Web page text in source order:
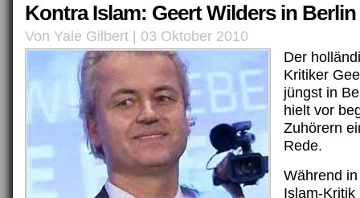
Kontra Islam: Geert Wilders in Berlin
Von Yale Gilbert | 03 Oktober 2010
Der
Kritiker
jüngst in
hielt vor
Zuhörern
Rede.
Während
Islam-Kritik